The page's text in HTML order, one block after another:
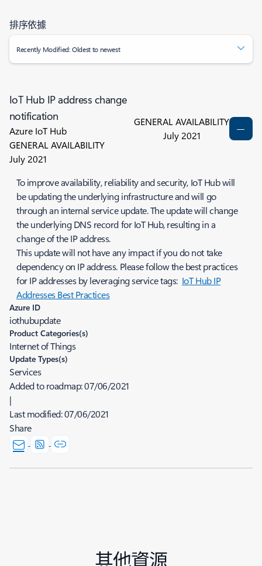
排序依據
Recently Modified: Oldest to newest
IoT Hub IP address change
notification
Azure IoT Hub
GENERAL AVAILABILITY
July 2021
GENERAL AVAILABILITY
July 2021
To improve availability, reliability and security, IoT Hub will
be updating the underlying infrastructure and will go
through an internal service update. The update will change
the underlying DNS record for IoT Hub, resulting in a
change of the IP address.
This update will not have any impact if you do not take
dependency on IP address. Please follow the best practices
for IP addresses by leveraging service tags: IoT Hub IP
Addresses Best Practices
Azure ID
iothubupdate
Product Categories(s)
Internet of Things
Update Types(s)
Services
Added to roadmap:07/06/2021
|
Last modified:07/06/2021
Share
其他資源